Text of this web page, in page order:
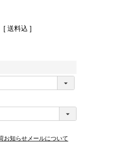
送料込
お知らせメールについて